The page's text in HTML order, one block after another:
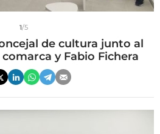
1/5
de cultura junto al
y Fabio Fichera